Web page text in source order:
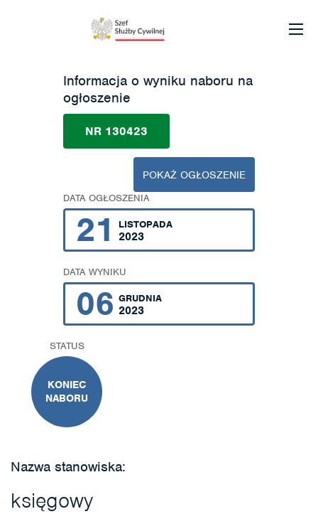
Informacja o wyniku naboru na
ogłoszenie
NR 130423
POKAŻ OGŁOSZENIE
DATA OGŁOSZENIA
21 LISTOPADA
2023
DATA WYNIKU
06 GRUDNIA
2023
STATUS
KONIEC
NABORU
Nazwa stanowiska:
księgowy